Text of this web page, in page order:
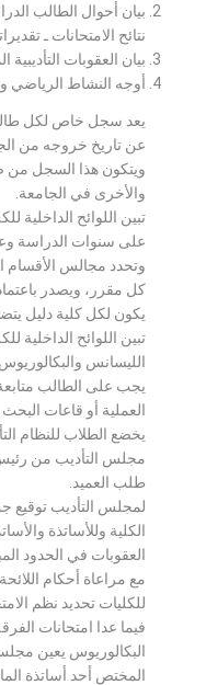
بيان أحوال الطالب
نتائح الامتحانات ـ
بيان العقوبات التأديبية
أوجه النشاط الرياضي
يعد سجل خاص لكل طالب
عن تاريخ خروجه من
ويتكون هذا السجل من
والأخرى في الجامعة.
تبين اللوائح الداخلية
على سنوات الدراسة
وتحدد مجالس
كل مقرر، ويصدر
يكون لكل كلية دليل
تبين اللوائح الداخلية
الليسانس والبكالوريوس
يجب على الطالب
العملية أو قاعات البحث
يخضع الطلاب للنظام
مجلس التأديب من
طلب العميد.
لمجلس التأديب توقيع
الكلية وللأساتذة
العقوبات في الحدود
مع مراعاة أحكام اللائحة
للكليات تحديد نظم
فيما عدا امتحانات
البكالوريوس يعين
المختص أحد أساتذة